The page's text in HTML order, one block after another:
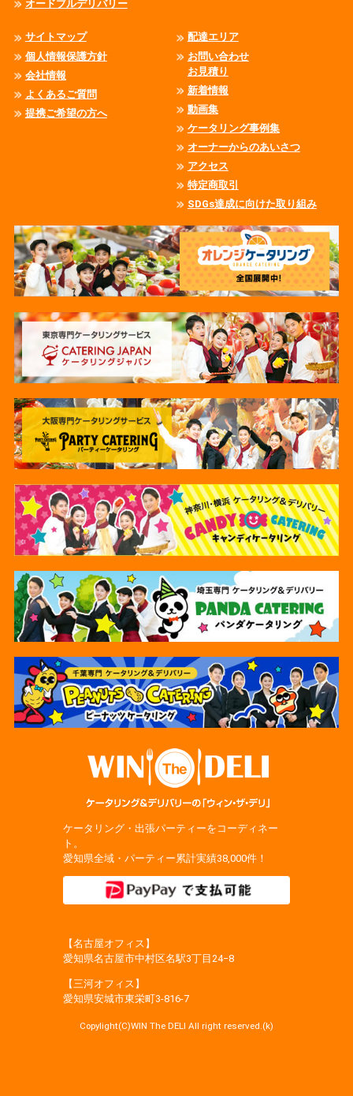
オードブルデリバリー
サイトマップ
個人情報保護方針
会社情報
よくあるご質問
提携ご希望の方へ
配達エリア
お問い合わせ
お見積り
新着情報
動画集
ケータリング事例集
オーナーからのあいさつ
アクセス
特定商取引
SDGs達成に向けた取り組み
ケータリング・出張パーティーをコーディネー
ト。
愛知県全域・パーティー累計実績38,000件！
【名古屋オフィス】
愛知県名古屋市中村区名駅3丁目24−8
【三河オフィス】
愛知県安城市東栄町3‐816‐7
Copylight(C)WIN The DELI All right reserved.(k)